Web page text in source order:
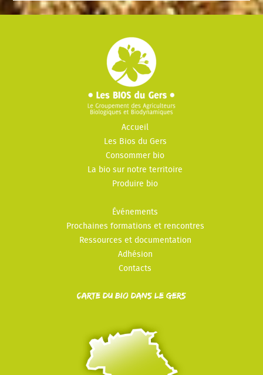
Accueil
Les Bios du Gers
Consommer bio
La bio sur notre territoire
Produire bio
Événements
Prochaines formations et rencontres
Ressources et documentation
Adhésion
Contacts
Carte du Bio dans le Gers